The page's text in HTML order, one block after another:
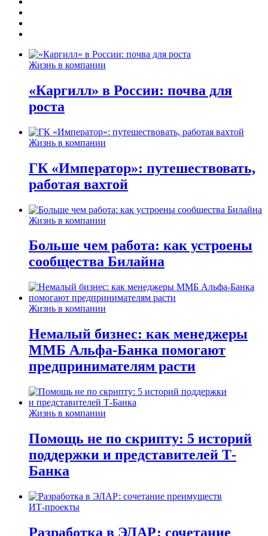
Жизнь в компании
«Каргилл» в России: почва для
роста
Жизнь в компании
ГК «Император»: путешествовать,
работая вахтой
Жизнь в компании
Больше чем работа: как устроены
сообщества Билайна
Жизнь в компании
Немалый бизнес: как менеджеры
ММБ Альфа-Банка помогают
предпринимателям расти
Жизнь в компании
Помощь не по скрипту: 5 историй
поддержки и представителей Т-
Банка
ИТ-проекты
Разработка в ЭЛАР: сочетание